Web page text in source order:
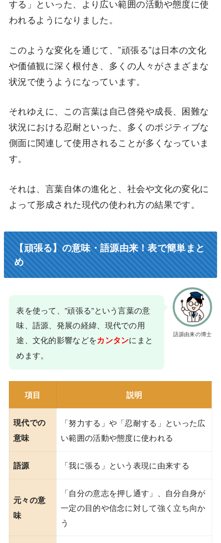
する」といった、より広い範囲の活動や態度に使
われるようになりました。
このような変化を通じて、”頑張る”は日本の文化
や価値観に深く根付き、多くの人々がさまざまな
状況で使うようになっています。
それゆえに、この言葉は自己啓発や成長、困難な
状況における忍耐といった、多くのポジティブな
側面に関連して使用されることが多くなっていま
す。
それは、言葉自体の進化と、社会や文化の変化に
よって形成された現代の使われ方の結果です。
【頑張る】の意味・語源由来！表で簡単まと
め
語源由来の博士
表を使って、”頑張る”という言葉の意
味、語源、発展の経緯、現代での用
途、文化的影響などをカンタンにまと
めます。
項目 説明
現代での
意味
「努力する」や「忍耐する」といった広
い範囲の活動や態度に使われる
語源 「我に張る」という表現に由来する
元々の意
味
「自分の意志を押し通す」、自分自身が
一定の目的や信念に対して強く立ち向か
う